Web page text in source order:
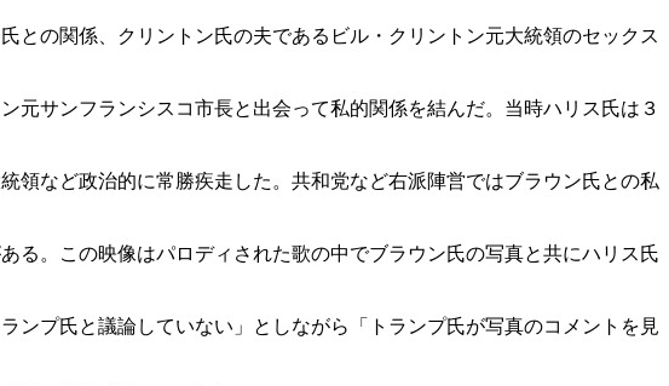
との関係、クリントン氏の夫であるビル・クリントン元大統領のセックス
サンフランシスコ市長と出会って私的関係を結んだ。当時ハリス氏は３
領など政治的に常勝疾走した。共和党など右派陣営ではブラウン氏との私
る。この映像はパロディされた歌の中でブラウン氏の写真と共にハリス氏
ンプ氏と議論していない」としながら「トランプ氏が写真のコメントを見